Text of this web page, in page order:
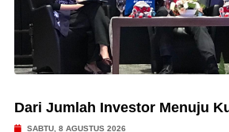
Dari Jumlah Investor Menuju
SABTU, 8 AGUSTUS 2026